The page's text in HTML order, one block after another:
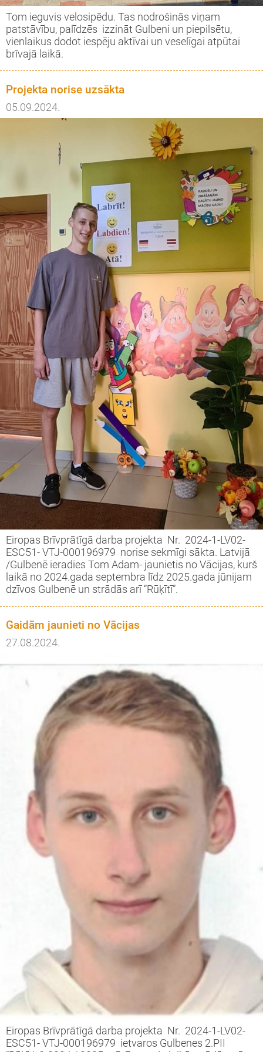
Tom ieguvis velosipēdu. Tas nodrošinās viņam
patstāvību, palīdzēs izzināt Gulbeni un piepilsētu,
vienlaikus dodot iespēju aktīvai un veselīgai atpūtai
brīvajā laikā.
Projekta norise uzsākta
05.09.2024.
Eiropas Brīvprātīgā darba projekta Nr. 2024-1-LV02-
ESC51- VTJ-000196979 norise sekmīgi sākta. Latvijā
/Gulbenē ieradies Tom Adam- jaunietis no Vācijas, kurš
laikā no 2024.gada septembra līdz 2025.gada jūnijam
dzīvos Gulbenē un strādās arī “Rūķītī”.
Gaidām jaunieti no Vācijas
27.08.2024.
Eiropas Brīvprātīgā darba projekta Nr. 2024-1-LV02-
ESC51- VTJ-000196979 ietvaros Gulbenes 2.PII